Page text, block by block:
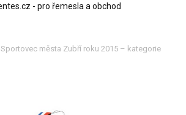
Sportovec města Zubří roku 2015 – kategorie